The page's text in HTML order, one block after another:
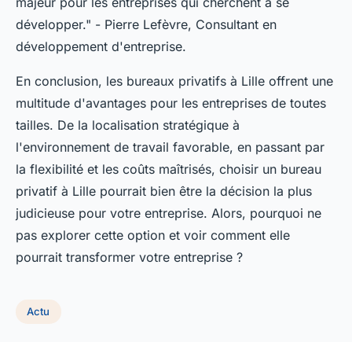
développer." - Pierre Lefèvre, Consultant en
développement d'entreprise.
En conclusion, les bureaux privatifs à Lille offrent une
multitude d'avantages pour les entreprises de toutes
tailles. De la localisation stratégique à
l'environnement de travail favorable, en passant par
la flexibilité et les coûts maîtrisés, choisir un bureau
privatif à Lille pourrait bien être la décision la plus
judicieuse pour votre entreprise. Alors, pourquoi ne
pas explorer cette option et voir comment elle
pourrait transformer votre entreprise ?
Actu